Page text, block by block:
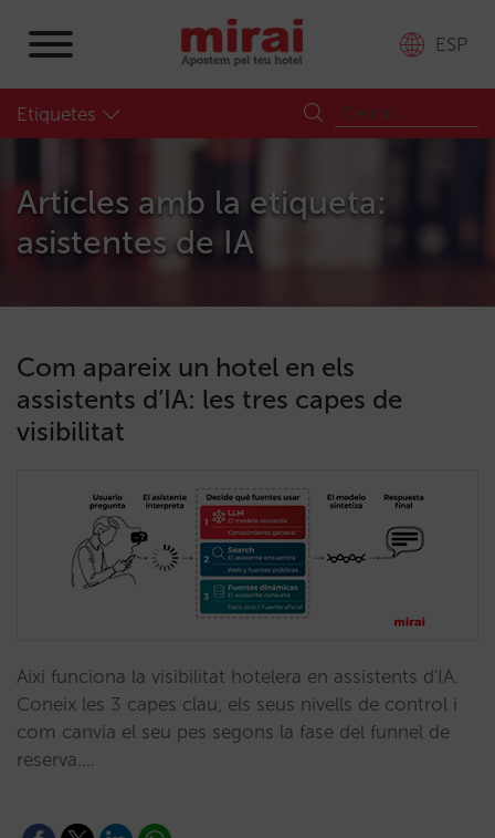
ESP
Etiquetes
Articles amb la etiqueta:
asistentes de IA
Com apareix un hotel en els
assistents d’IA: les tres capes de
visibilitat
Així funciona la visibilitat hotelera en assistents d'IA.
Coneix les 3 capes clau, els seus nivells de control i
com canvia el seu pes segons la fase del funnel de
reserva.…